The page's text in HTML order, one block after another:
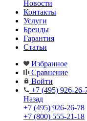
Новости
Контакты
Услуги
Бренды
Гарантия
Статьи
Избранное
Сравнение
Войти
+7 (495) 926-26-
Назад
+7 (495) 926-26-78
+7 (800) 555-21-18